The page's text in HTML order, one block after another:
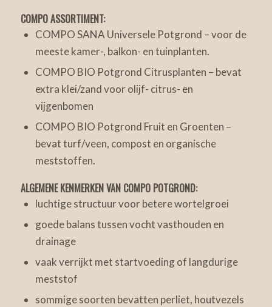
COMPO ASSORTIMENT:
COMPO SANA Universele Potgrond – voor de
meeste kamer-, balkon- en tuinplanten.
COMPO BIO Potgrond Citrusplanten – bevat
extra klei/zand voor olijf- citrus- en
vijgenbomen
COMPO BIO Potgrond Fruit en Groenten –
bevat turf/veen, compost en organische
meststoffen.
ALGEMENE KENMERKEN VAN COMPO POTGROND:
luchtige structuur voor betere wortelgroei
goede balans tussen vocht vasthouden en
drainage
vaak verrijkt met startvoeding of langdurige
meststof
sommige soorten bevatten perliet, houtvezels